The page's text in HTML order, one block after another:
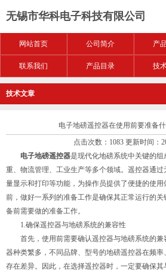
无锡市华科电子科技有限公司
网站首页 公司简介 产
联系我们 产品目录 技
技术文章
电子地磅遥控器在使用前要准备
点击次数：1083 更新时间：
电子地磅遥控器是现代化地磅系统中关键的
重、物流管理、工业生产等多个领域。遥控器通
量显示和打印等功能，为操作员提供了便捷的使
前，做好一系列的准备工作是确保其正常运行的
备前需要做的准备工作。
1.确保遥控器与地磅系统的兼容性
首先，使用前需要确认遥控器与地磅系统的兼
器种类繁多，不同品牌、型号的地磅遥控器在频
存在差异。因此，在选择遥控器时，一定要确保其